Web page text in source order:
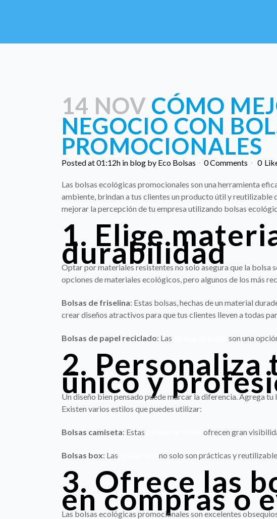
14 NOV CÓMO
NEGOCIO CON
PROMOCIONALES
Posted at 01:12h in blog by Eco Bolsas 0 Comments 0
Las bolsas ecológicas promocionales son una herramienta
ambiente, brindan a tus clientes un producto útil y reutilizable
mejorar la percepción de tu empresa utilizando bolsas
1. Elige
durabilidad
Optar por materiales resistentes no solo asegura que la bolsa
opciones de materiales ecológicos, pero algunos de los más
Bolsas de friselina: Estas bolsas, hechas de un material
crear diseños atractivos para que tus clientes lleven a todas
Bolsas de papel reciclado: Las son una
2. Personaliza
único y
Un diseño bien pensado puede marcar la diferencia. Agrega
Existen varios estilos que puedes utilizar:
Bolsas camiseta: Estas ofrecen gran
Bolsas box: Las no solo son prácticas y
3. Ofrece las
en compras o
Las bolsas ecológicas promocionales son excelentes